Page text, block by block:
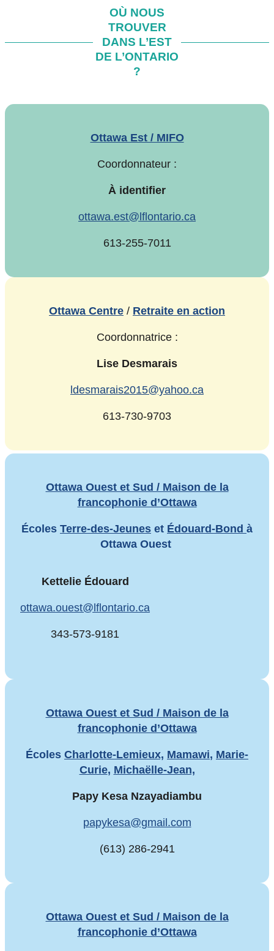
OÙ NOUS
TROUVER
DANS L’EST
DE L’ONTARIO
?
Ottawa Est / MIFO
Coordonnateur :
À identifier
ottawa.est@lflontario.ca
613-255-7011
Ottawa Centre / Retraite en action
Coordonnatrice :
Lise Desmarais
ldesmarais2015@yahoo.ca
613-730-9703
Ottawa Ouest et Sud / Maison de la
francophonie d’Ottawa
Écoles Terre-des-Jeunes et Édouard-Bond à
Ottawa Ouest
Kettelie Édouard
ottawa.ouest@lflontario.ca
343-573-9181
Ottawa Ouest et Sud / Maison de la
francophonie d’Ottawa
Écoles Charlotte-Lemieux, Mamawi, Marie-
Curie, Michaëlle-Jean,
Papy Kesa Nzayadiambu
papykesa@gmail.com
(613) 286-2941
Ottawa Ouest et Sud / Maison de la
francophonie d’Ottawa